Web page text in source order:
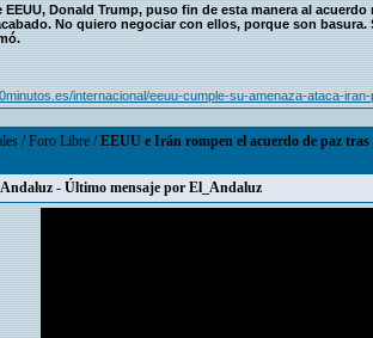
EEUU, Donald Trump, puso fin de esta manera al
No quiero negociar con ellos, porque son
internacional/eeuu-cumple-su-amenaza-ataca-
/Foro Libre/EEUU e Irán rompen el acuerdo de paz
- Último mensaje por El_Andaluz